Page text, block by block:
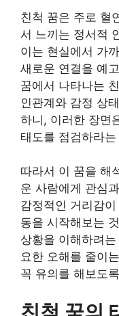
친척 꿈은 주로 혈
서 느끼는 정서적
이는 현실에서 가
새로운 연결을 예
꿈에서 나타나는
인관계와 감정 상
하니, 이러한 장면
태도를 점검하라
따라서 이 꿈을 해
운 사람에게 관심
감정적인 거리감
동을 시작해보는
상황을 이해하려
요한 오해를 줄이
꼭 유의를 해보도